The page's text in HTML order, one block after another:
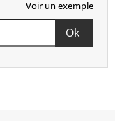
Voir un exemple